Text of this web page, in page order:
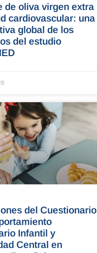
de oliva virgen extra
cardiovascular: una
global de los
del estudio
del Cuestionario
Infantil y
Central en